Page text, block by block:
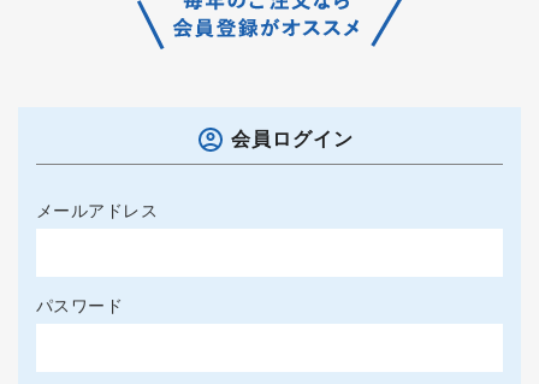
会員ログイン
メールアドレス
パスワード